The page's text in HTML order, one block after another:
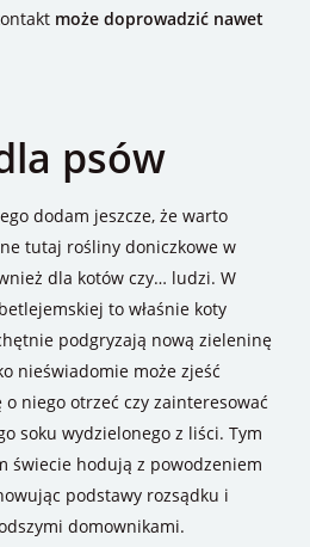
może doprowadzić nawet
psów
dodam jeszcze, że warto
tutaj rośliny doniczkowe w
dla kotów czy… ludzi. W
to właśnie koty
podgryzają nową zieleninę
nieświadomie może zjeść
o niego otrzeć czy zainteresować
soku wydzielonego z liści. Tym
świecie hodują z powodzeniem
podstawy rozsądku i
domownikami.